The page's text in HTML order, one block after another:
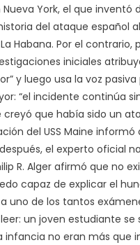
Nueva York, el que inventó
del ataque español
Habana. Por el contrario,
iniciales
y luego usa la voz
“el incidente continúa
que había sido un
del USS Maine informó
el experto oficial
R. Alger afirmó que no
capaz de explicar el
uno de los tantos
un joven estudiante se
infancia no eran más que